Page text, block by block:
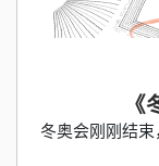
冬奥会刚刚结